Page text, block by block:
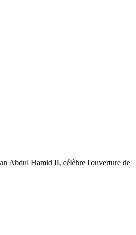
Abdul Hamid II, célèbre l'ouverture de